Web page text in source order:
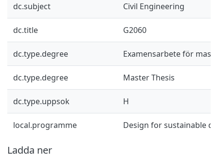
dc.subject Civil Engineering
dc.title G2060
dc.type.degree Examensarbete för
dc.type.degree Master Thesis
dc.type.uppsok H
local.programme Design for sustainable
Ladda ner